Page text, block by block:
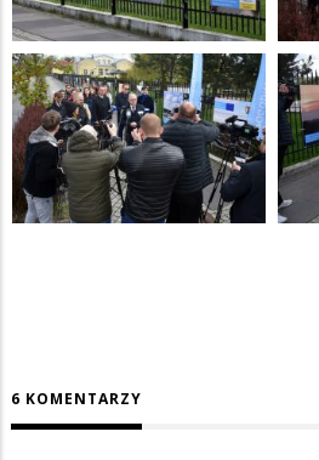
6 KOMENTARZY